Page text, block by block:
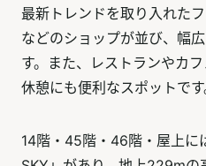
最新トレンドを取り入れた
などのショップが並び、幅
す。また、レストランやカ
休憩にも便利なスポットです
14階・45階・46階・屋上に